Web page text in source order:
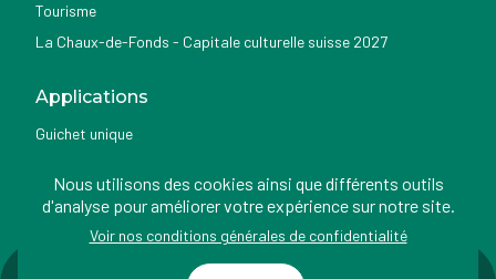
Tourisme
La Chaux-de-Fonds - Capitale culturelle suisse 2027
Applications
Guichet unique
Nemo news
Nous utilisons des cookies ainsi que différents outils
d'analyse pour améliorer votre expérience sur notre site.
Voir nos conditions générales de confidentialité